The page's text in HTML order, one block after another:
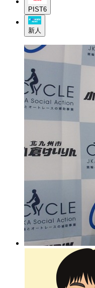
PIST6
新人